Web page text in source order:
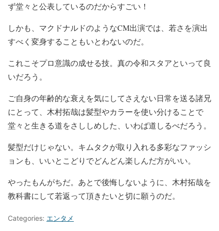
ず堂々と公表しているのだからすごい！
しかも、マクドナルドのようなCM出演では、若さを演出
すべく変身することもいとわないのだ。
これこそプロ意識の成せる技。真の令和スタアといって良
いだろう。
ご自身の年齢的な衰えを気にしてさえない日常を送る諸兄
にとって、木村拓哉は髪型やカラーを使い分けることで
堂々と生きる道をさししめした、いわば道しるべだろう。
髪型だけじゃない。キムタクが取り入れる多彩なファッシ
ョンも、いいとこどりでどんどん楽しんだ方がいい。
やったもんがちだ。あとで後悔しないように、木村拓哉を
教科書にして若返って頂きたいと切に願うのだ。
Categories: エンタメ